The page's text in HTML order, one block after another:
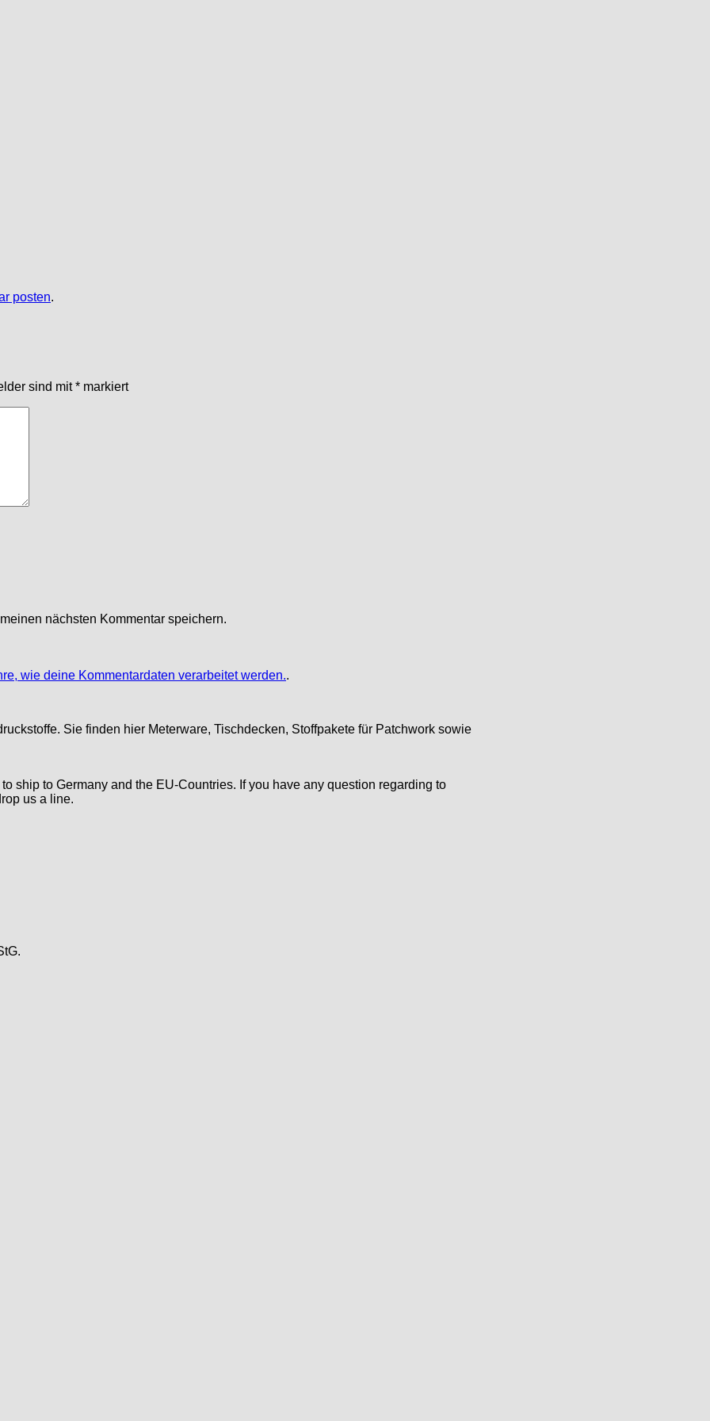
posten.
sind mit* markiert
nächsten Kommentar speichern.
wie deine Kommentardaten verarbeitet werden..
Sie finden hier Meterware, Tischdecken, Stoffpakete für Patchwork sowie
ship to Germany and the EU-Countries. If you have any question regarding to
us a line.